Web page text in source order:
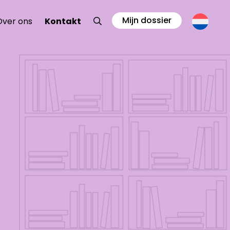
ons Kontakt ZoekenMijn dossier